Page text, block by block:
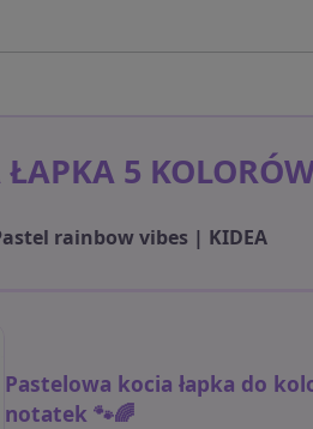
5
rainbow vibes | KIDEA
Pastelowa kocia łapka do
notatek 🐾🌈